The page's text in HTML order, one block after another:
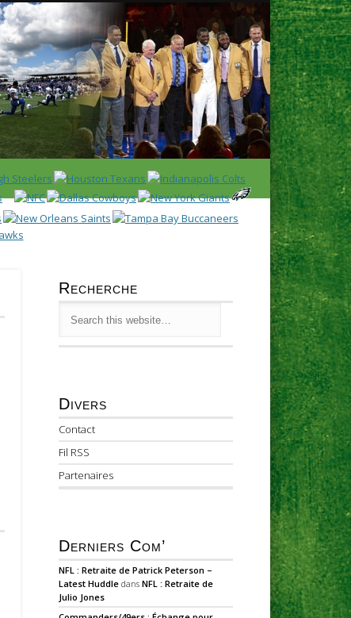
Latest
Recherche
Divers
Contact
Fil RSS
Partenaires
Derniers Com’
NFL : Retraite de Patrick Peterson –
Latest Huddle dansNFL : Retraite de
Julio Jones